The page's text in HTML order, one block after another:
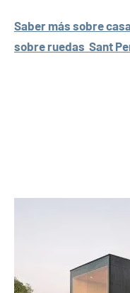
Saber más sobre
sobre ruedas Sant